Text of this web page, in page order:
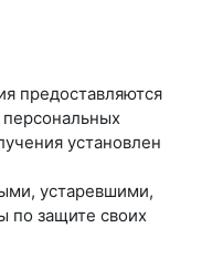
предоставляются
установлен
устаревшими,
по защите своих